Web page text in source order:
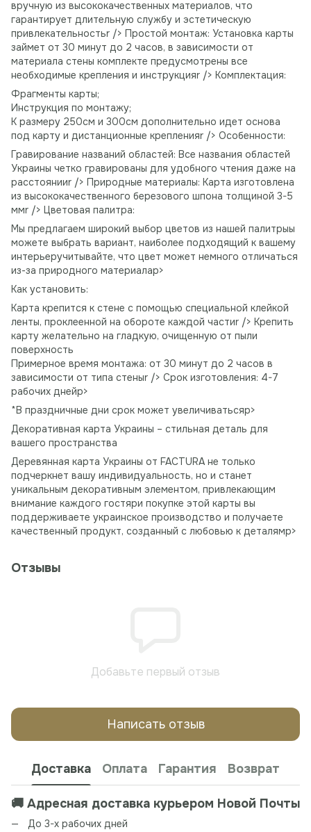
вручную из высококачественных материалов, что
гарантирует длительную службу и эстетическую
привлекательностьr /> Простой монтаж: Установка карты
займет от 30 минут до 2 часов, в зависимости от
материала стены комплекте предусмотрены все
необходимые крепления и инструкцияr /> Комплектация:
Фрагменты карты;
Инструкция по монтажу;
К размеру 250см и 300см дополнительно идет основа
под карту и дистанционные крепленияr /> Особенности:
Гравирование названий областей: Все названия областей
Украины четко гравированы для удобного чтения даже на
расстоянииr /> Природные материалы: Карта изготовлена ​​
из высококачественного березового шпона толщиной 3-5
ммr /> Цветовая палитра:
Мы предлагаем широкий выбор цветов из нашей палитрыы
можете выбрать вариант, наиболее подходящий к вашему
интерьеручитывайте, что цвет может немного отличаться
из-за природного материалаp>
Как установить:
Карта крепится к стене с помощью специальной клейкой
ленты, проклеенной на обороте каждой частиr /> Крепить
карту желательно на гладкую, очищенную от пыли
поверхность
Примерное время монтажа: от 30 минут до 2 часов в
зависимости от типа стеныr /> Срок изготовления: 4-7
рабочих днейp>
*В праздничные дни срок может увеличиватьсяp>
Декоративная карта Украины – стильная деталь для
вашего пространства
Деревянная карта Украины от FACTURA не только
подчеркнет вашу индивидуальность, но и станет
уникальным декоративным элементом, привлекающим
внимание каждого гостяри покупке этой карты вы
поддерживаете украинское производство и получаете
качественный продукт, созданный с любовью к деталямp>
Отзывы
Добавьте первый отзыв
Написать отзыв
Доставка Оплата Гарантия Возврат
🚚 Адресная доставка курьером Новой Почты
До 3-х рабочих дней